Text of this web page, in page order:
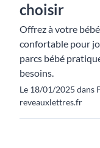
choisir
Offrez à votre
confortable pour
parcs bébé
besoins.
Le 18/01/2025 dans
reveauxlettres.fr